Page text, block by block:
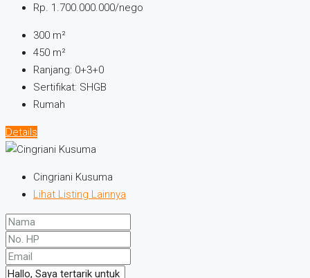
Rp. 1.700.000.000/nego
300 m²
450 m²
Ranjang: 0+3+0
Sertifikat: SHGB
Rumah
Details
Cingriani Kusuma
Lihat Listing Lainnya